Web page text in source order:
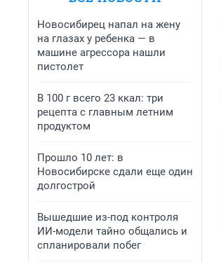
Новосибирец напал на жену
на глазах у ребенка — в
машине агрессора нашли
пистолет
В 100 г всего 23 ккал: три
рецепта с главным летним
продуктом
Прошло 10 лет: в
Новосибирске сдали еще один
долгострой
Вышедшие из-под контроля
ИИ-модели тайно общались и
спланировали побег